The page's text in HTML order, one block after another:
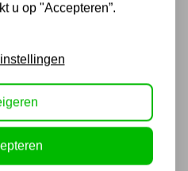
van CEMO.
in Weinstadt, een
op het
u op "Accepteren”.